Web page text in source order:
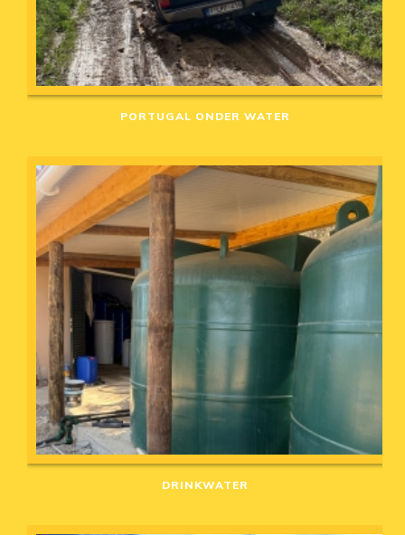
PORTUGAL ONDER WATER
DRINKWATER